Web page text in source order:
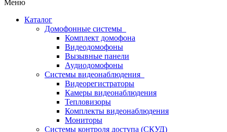
Меню
Каталог
Домофонные системы
Комплект домофона
Видеодомофоны
Вызывные панели
Аудиодомофоны
Системы видеонаблюдения
Видеорегистраторы
Камеры видеонаблюдения
Тепловизоры
Комплекты видеонаблюдения
Мониторы
Системы контроля доступа (СКУД)